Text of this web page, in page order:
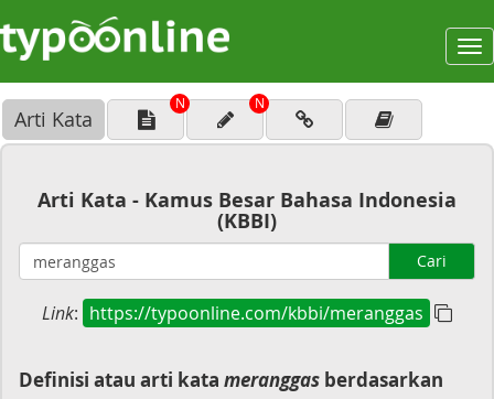
Arti Kata
N N
Arti Kata - Kamus Besar Bahasa Indonesia
(KBBI)
Cari
Link: https://typoonline.com/kbbi/meranggas
Definisi atau arti kata meranggas berdasarkan